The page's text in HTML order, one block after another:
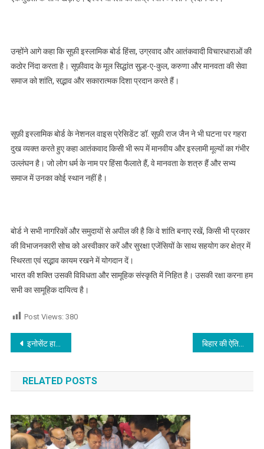
उन्होंने आगे कहा कि सूफ़ी इस्लामिक बोर्ड हिंसा, उग्रवाद और आतंकवादी विचारधाराओं की
कठोर निंदा करता है। सूफ़ीवाद के मूल सिद्धांत सुल्ह-ए-कुल, करुणा और मानवता की सेवा
समाज को शांति, सद्भाव और सकारात्मक दिशा प्रदान करते हैं।
सूफ़ी इस्लामिक बोर्ड के नेशनल वाइस प्रेसिडेंट डॉ. सूफ़ी राज जैन ने भी घटना पर गहरा
दुख व्यक्त करते हुए कहा आतंकवाद किसी भी रूप में मानवीय और इस्लामी मूल्यों का गंभीर
उल्लंघन है। जो लोग धर्म के नाम पर हिंसा फैलाते हैं, वे मानवता के शत्रु हैं और सभ्य
समाज में उनका कोई स्थान नहीं है।
बोर्ड ने सभी नागरिकों और समुदायों से अपील की है कि वे शांति बनाए रखें, किसी भी प्रकार
की विभाजनकारी सोच को अस्वीकार करें और सुरक्षा एजेंसियों के साथ सहयोग कर क्षेत्र में
स्थिरता एवं सद्भाव कायम रखने में योगदान दें।
भारत की शक्ति उसकी विविधता और सामूहिक संस्कृति में निहित है। उसकी रक्षा करना हम
सभी का सामूहिक दायित्व है।
Post Views: 380
Post navigation
इनोसेंट हार्ट्स का वार्षिकोत्सव ‘बीट बियोंड बाउंड्रीज’ थीम के साथ भव्य रूप से संपन्न , मेधावी विद्यार्थियों को किया पुरस्कृत,पढ़े
RELATED POSTS